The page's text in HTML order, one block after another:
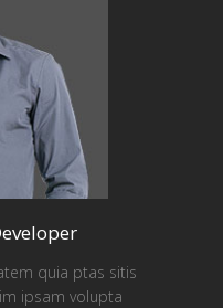
quia ptas sitis
ipsam volupta